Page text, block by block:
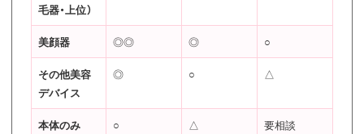
毛器・上位）
美顔器 ◎◎ ◎ ○
その他美容
デバイス
◎ ○ △
本体のみ
○ △ 要相談